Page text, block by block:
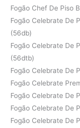
Fogão Chef De Piso
Fogão Celebrate De
(56db)
Fogão Celebrate De
(56dtb)
Fogão Celebrate De
Fogão Celebrate
Fogão Celebrate De
Fogão Celebrate De
Fogão Celebrate De